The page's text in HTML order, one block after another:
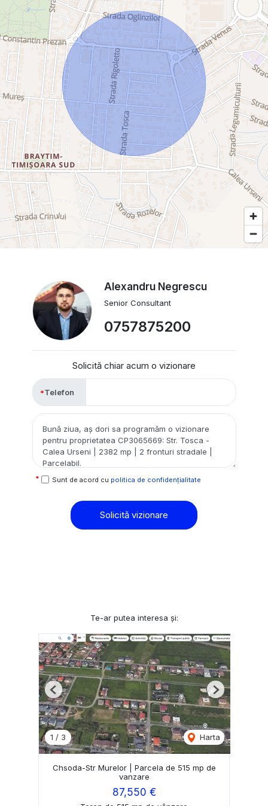
Alexandru Negrescu
Senior Consultant
0757875200
Solicită chiar acum o vizionare
Telefon
Sunt de acord cu politica de confidențialitate
Solicită vizionare
Te-ar putea interesa și:
1 / 3 Harta
Previous Next
Chsoda-Str Murelor | Parcela de 515 mp de
vanzare
87,550 €